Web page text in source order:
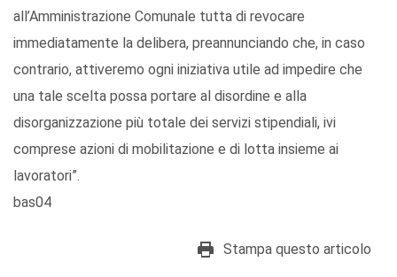
all’Amministrazione Comunale tutta di revocare
immediatamente la delibera, preannunciando che, in caso
contrario, attiveremo ogni iniziativa utile ad impedire che
una tale scelta possa portare al disordine e alla
disorganizzazione più totale dei servizi stipendiali, ivi
comprese azioni di mobilitazione e di lotta insieme ai
lavoratori”.
bas04
Stampa questo articolo